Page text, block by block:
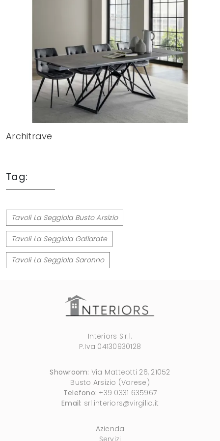
Architrave
Tag:
Tavoli La Seggiola Busto Arsizio
Tavoli La Seggiola Gallarate
Tavoli La Seggiola Saronno
Interiors S.r.l.
P.Iva 04130930128
Showroom: Via Matteotti 26, 21052
Busto Arsizio (Varese)
Telefono: +39 0331 635967
Email: srl.interiors@virgilio.it
Azienda
Servizi